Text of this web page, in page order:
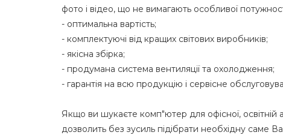
фото і відео, що не вимагають особливої
- оптимальна вартість;
- комплектуючі від кращих світових виробників;
- якісна збірка;
- продумана система вентиляції та охолодження;
- гарантія на всю продукцію і сервісне
Якщо ви шукаєте комп"ютер для офісної,
дозволить без зусиль підібрати необхідну саме